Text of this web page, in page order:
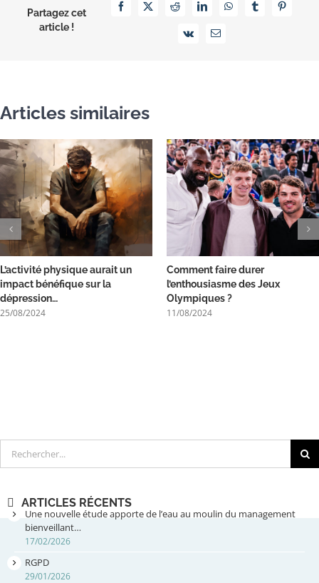
Partagez cet
article !
Facebook
X RedditLinkedInWhatsAppTumblrPinterest
Vk Email
Articles similaires
L’activité physique aurait un
impact bénéfique sur la
dépression…
25/08/2024
Comment faire durer
l’enthousiasme des Jeux
Olympiques ?
11/08/2024
Rechercher
ARTICLES RÉCENTS
Une nouvelle étude apporte de l’eau au moulin du management
bienveillant…
17/02/2026
RGPD
29/01/2026